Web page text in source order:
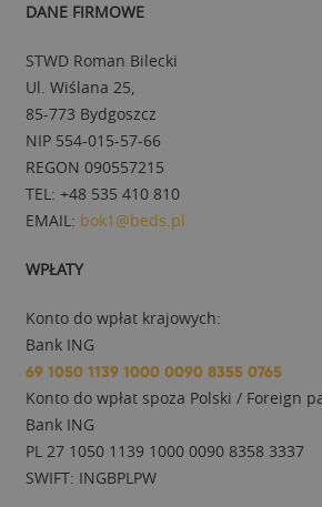
DANE FIRMOWE
STWD Roman Bilecki
Ul. Wiślana 25,
85-773 Bydgoszcz
NIP 554-015-57-66
REGON 090557215
TEL: +48 535 410 810
EMAIL: bok1@beds.pl
WPŁATY
Konto do wpłat krajowych:
Bank ING
69 1050 1139 1000 0090 8355 0765
Konto do wpłat spoza Polski / Foreign
Bank ING
PL 27 1050 1139 1000 0090 8358 3337
SWIFT: INGBPLPW